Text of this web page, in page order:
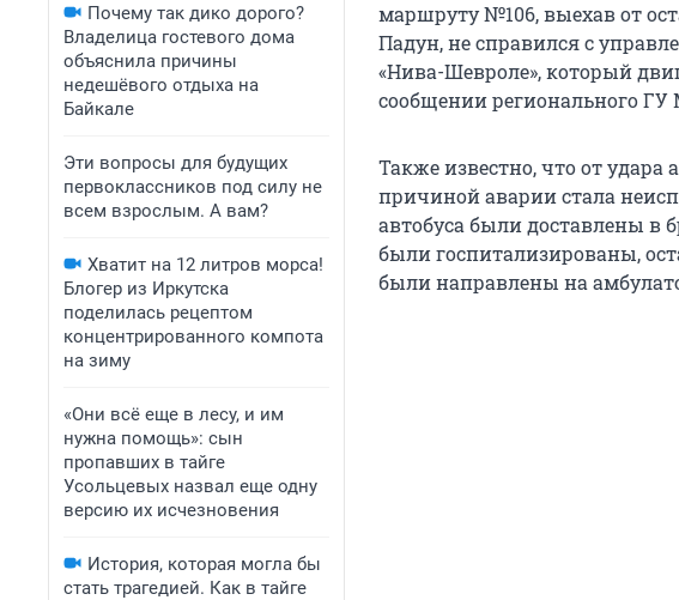
Почему так дико дорого?
Владелица гостевого дома
объяснила причины
недешёвого отдыха на
Байкале
Эти вопросы для будущих
первоклассников под силу не
всем взрослым. А вам?
Хватит на 12 литров морса!
Блогер из Иркутска
поделилась рецептом
концентрированного компота
на зиму
«Они всё еще в лесу, и им
нужна помощь»: сын
пропавших в тайге
Усольцевых назвал еще одну
версию их исчезновения
История, которая могла бы
стать трагедией. Как в тайге
маршруту №106, выехав от
Падун, не справился с
«Нива-Шевроле», который
сообщении регионального
Также известно, что от удара
причиной аварии стала
автобуса были доставлены в
были госпитализированы,
были направлены на